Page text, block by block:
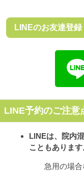
LINEのお友達登録
LINE予約のご注意
LINEは、院内
こともあります
急用の場合